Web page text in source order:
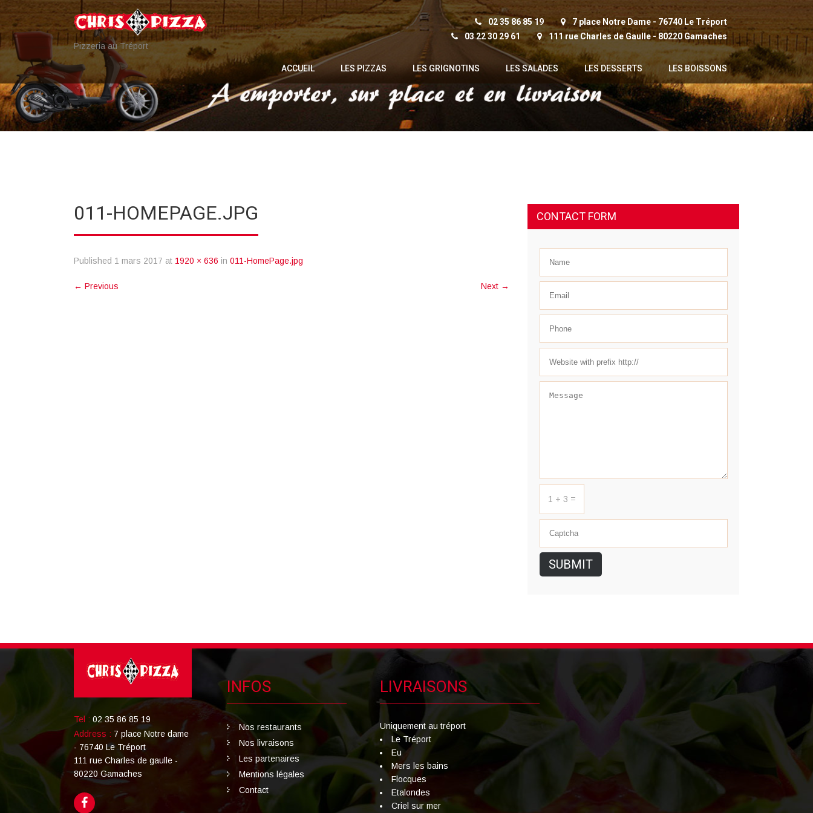
Pizzeria au Tréport
02 35 86 85 19
7 place Notre Dame - 76740 Le Tréport
03 22 30 29 61
111 rue Charles de Gaulle - 80220 Gamaches
ACCUEIL LES PIZZAS LES GRIGNOTINS LES SALADES LES DESSERTS LES BOISSONS
011-HOMEPAGE.JPG
Published 1 mars 2017 at 1920 × 636 in 011-HomePage.jpg
← Previous Next →
CONTACT FORM
1 + 3 =
Tel : 02 35 86 85 19
Address : 7 place Notre dame
- 76740 Le Tréport
111 rue Charles de gaulle -
80220 Gamaches
INFOS
Nos restaurants
Nos livraisons
Les partenaires
Mentions légales
Contact
LIVRAISONS
Uniquement au tréport
Le Tréport
Eu
Mers les bains
Flocques
Etalondes
Criel sur mer